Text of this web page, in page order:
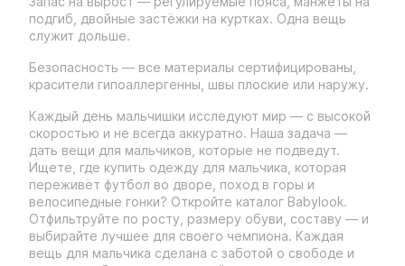
подгиб, двойные застёжки на куртках. Одна вещь
служит дольше.
Безопасность — все материалы сертифицированы,
красители гипоаллергенны, швы плоские или наружу.
Каждый день мальчишки исследуют мир — с высокой
скоростью и не всегда аккуратно. Наша задача —
дать вещи для мальчиков, которые не подведут.
Ищете, где купить одежду для мальчика, которая
переживёт футбол во дворе, поход в горы и
велосипедные гонки? Откройте каталог Babylook.
Отфильтруйте по росту, размеру обуви, составу — и
выбирайте лучшее для своего чемпиона. Каждая
вещь для мальчика сделана с заботой о свободе и